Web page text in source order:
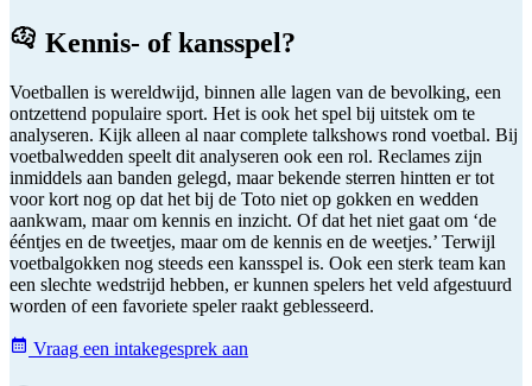
Kennis- of kansspel?
Voetballen is wereldwijd, binnen alle lagen van de bevolking, een
ontzettend populaire sport. Het is ook het spel bij uitstek om te
analyseren. Kijk alleen al naar complete talkshows rond voetbal. Bij
voetbalwedden speelt dit analyseren ook een rol. Reclames zijn
inmiddels aan banden gelegd, maar bekende sterren hintten er tot
voor kort nog op dat het bij de Toto niet op gokken en wedden
aankwam, maar om kennis en inzicht. Of dat het niet gaat om ‘de
ééntjes en de tweetjes, maar om de kennis en de weetjes.’ Terwijl
voetbalgokken nog steeds een kansspel is. Ook een sterk team kan
een slechte wedstrijd hebben, er kunnen spelers het veld afgestuurd
worden of een favoriete speler raakt geblesseerd.
Vraag een intakegesprek aan